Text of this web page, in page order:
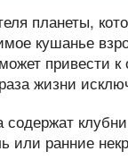
планеты,
кушанье
жизни
содержат
или ранние